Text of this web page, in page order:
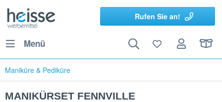
Rufen Sie an!
Menü
Maniküre & Pediküre
MANIKÜRSET FENNVILLE